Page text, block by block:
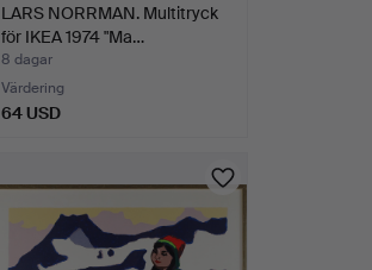
LARS NORRMAN. Multitryck
för IKEA 1974 "Ma…
8 dagar
Värdering
64 USD